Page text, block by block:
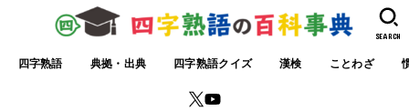
四字熟語 典拠・出典 四字熟語クイズ 漢検 ことわざ
SEARCH